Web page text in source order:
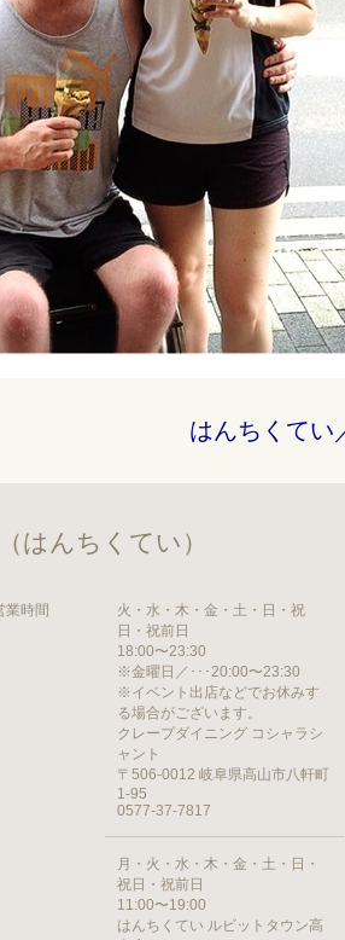
はんちくてい
はんちくてい）
業時間
火・水・木・金・土・日・祝
日・祝前日
18:00〜23:30
※金曜日／･･･20:00〜23:30
※イベント出店などでお休みす
る場合がございます。
クレープダイニング コシャラシ
ャント
〒506-0012 岐阜県高山市八軒町
1-95
0577-37-7817
月・火・水・木・金・土・日・
祝日・祝前日
11:00〜19:00
はんちくてい ルビットタウン高